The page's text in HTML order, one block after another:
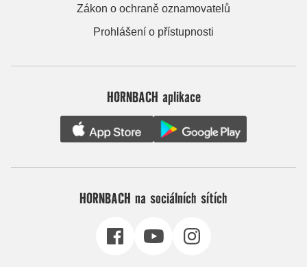
Zákon o ochraně oznamovatelů
Prohlášení o přístupnosti
HORNBACH aplikace
HORNBACH na sociálních sítích